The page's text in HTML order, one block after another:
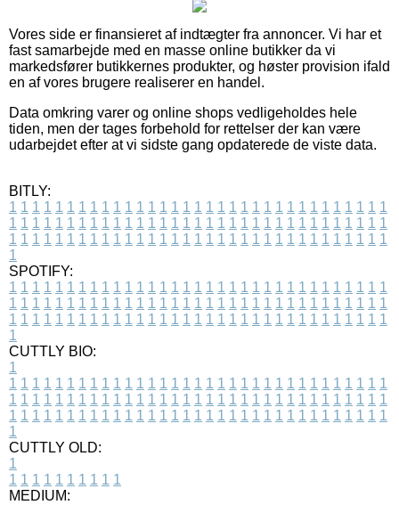
Vores side er finansieret af indtægter fra annoncer. Vi har et
fast samarbejde med en masse online butikker da vi
markedsfører butikkernes produkter, og høster provision ifald
en af vores brugere realiserer en handel.
Data omkring varer og online shops vedligeholdes hele
tiden, men der tages forbehold for rettelser der kan være
udarbejdet efter at vi sidste gang opdaterede de viste data.
BITLY:
1 1 1 1 1 1 1 1 1 1 1 1 1 1 1 1 1 1 1 1 1 1 1 1 1 1 1 1 1 1 1 1 1
1 1 1 1 1 1 1 1 1 1 1 1 1 1 1 1 1 1 1 1 1 1 1 1 1 1 1 1 1 1 1 1 1
1 1 1 1 1 1 1 1 1 1 1 1 1 1 1 1 1 1 1 1 1 1 1 1 1 1 1 1 1 1 1 1 1
1
SPOTIFY:
1 1 1 1 1 1 1 1 1 1 1 1 1 1 1 1 1 1 1 1 1 1 1 1 1 1 1 1 1 1 1 1 1
1 1 1 1 1 1 1 1 1 1 1 1 1 1 1 1 1 1 1 1 1 1 1 1 1 1 1 1 1 1 1 1 1
1 1 1 1 1 1 1 1 1 1 1 1 1 1 1 1 1 1 1 1 1 1 1 1 1 1 1 1 1 1 1 1 1
1
CUTTLY BIO:
1
1 1 1 1 1 1 1 1 1 1 1 1 1 1 1 1 1 1 1 1 1 1 1 1 1 1 1 1 1 1 1 1 1
1 1 1 1 1 1 1 1 1 1 1 1 1 1 1 1 1 1 1 1 1 1 1 1 1 1 1 1 1 1 1 1 1
1 1 1 1 1 1 1 1 1 1 1 1 1 1 1 1 1 1 1 1 1 1 1 1 1 1 1 1 1 1 1 1 1
1
CUTTLY OLD:
1
1 1 1 1 1 1 1 1 1 1
MEDIUM: